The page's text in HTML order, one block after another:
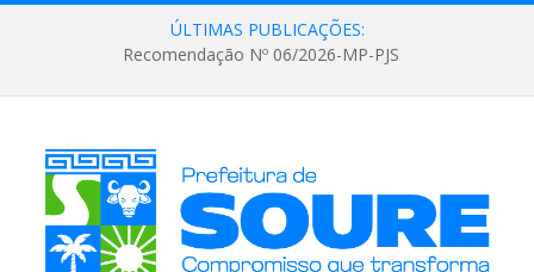
ÚLTIMAS PUBLICAÇÕES:
Recomendação Nº 06/2026-MP-PJS